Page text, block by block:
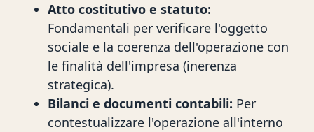
Atto costitutivo e statuto:
Fondamentali per verificare l'oggetto
sociale e la coerenza dell'operazione con
le finalità dell'impresa (inerenza
strategica).
Bilanci e documenti contabili: Per
contestualizzare l'operazione all'interno